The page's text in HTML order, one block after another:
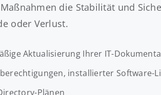
die Stabilität und
oder Verlust.
Aktualisierung Ihrer IT-
installierter Software-
Plänen